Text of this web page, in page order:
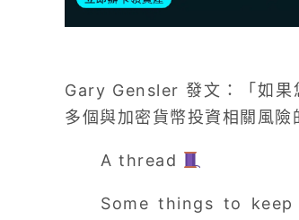
Gary Gensler 發文：「如果
多個與加密貨幣投資相關風險
A thread
Some things to